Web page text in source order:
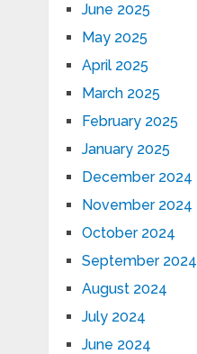
June 2025
May 2025
April 2025
March 2025
February 2025
January 2025
December 2024
November 2024
October 2024
September 2024
August 2024
July 2024
June 2024